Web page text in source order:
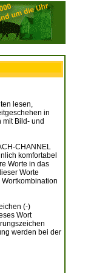
lesen,
in
Bild- und
CHANNEL
komfortabel
Worte in das
Worte
(-)
Wort
werden bei der